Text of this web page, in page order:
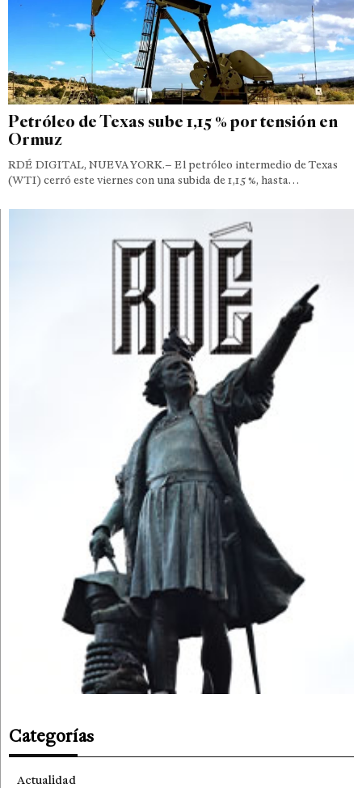
Petróleo de Texas sube 1,15 % por tensión en
Ormuz
RDÉ DIGITAL, NUEVA YORK.– El petróleo intermedio de Texas
(WTI) cerró este viernes con una subida de 1,15 %, hasta…
Categorías
Actualidad